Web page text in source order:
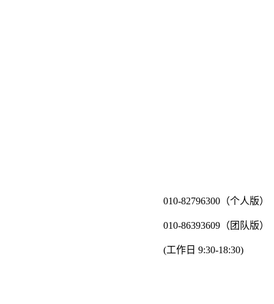
010-82796300（个人版）
010-86393609（团队版）
(工作日 9:30-18:30)